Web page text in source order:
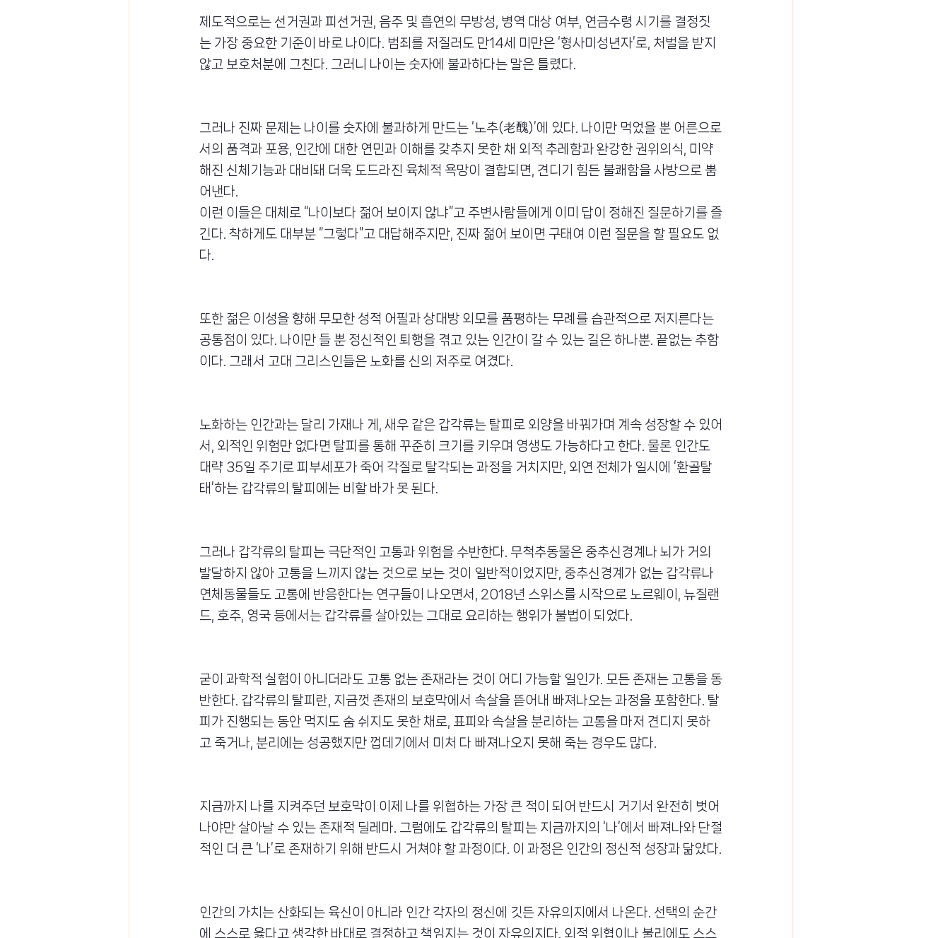
제도적으로는 선거권과 피선거권, 음주 및 흡연의 무방성, 병역 대상 여부, 연금수령 시기를 결정짓
는 가장 중요한 기준이 바로 나이다. 범죄를 저질러도 만14세 미만은 ‘형사미성년자’로, 처벌을 받지
않고 보호처분에 그친다. 그러니 나이는 숫자에 불과하다는 말은 틀렸다.
그러나 진짜 문제는 나이를 숫자에 불과하게 만드는 ‘노추(老醜)’에 있다. 나이만 먹었을 뿐 어른으로
서의 품격과 포용, 인간에 대한 연민과 이해를 갖추지 못한 채 외적 추레함과 완강한 권위의식, 미약
해진 신체기능과 대비돼 더욱 도드라진 육체적 욕망이 결합되면, 견디기 힘든 불쾌함을 사방으로 뿜
어낸다.
이런 이들은 대체로 “나이보다 젊어 보이지 않냐”고 주변사람들에게 이미 답이 정해진 질문하기를 즐
긴다. 착하게도 대부분 “그렇다”고 대답해주지만, 진짜 젊어 보이면 구태여 이런 질문을 할 필요도 없
다.
또한 젊은 이성을 향해 무모한 성적 어필과 상대방 외모를 품평하는 무례를 습관적으로 저지른다는
공통점이 있다. 나이만 들 뿐 정신적인 퇴행을 겪고 있는 인간이 갈 수 있는 길은 하나뿐. 끝없는 추함
이다. 그래서 고대 그리스인들은 노화를 신의 저주로 여겼다.
노화하는 인간과는 달리 가재나 게, 새우 같은 갑각류는 탈피로 외양을 바꿔가며 계속 성장할 수 있어
서, 외적인 위험만 없다면 탈피를 통해 꾸준히 크기를 키우며 영생도 가능하다고 한다. 물론 인간도
대략 35일 주기로 피부세포가 죽어 각질로 탈각되는 과정을 거치지만, 외연 전체가 일시에 ‘환골탈
태’하는 갑각류의 탈피에는 비할 바가 못 된다.
그러나 갑각류의 탈피는 극단적인 고통과 위험을 수반한다. 무척추동물은 중추신경계나 뇌가 거의
발달하지 않아 고통을 느끼지 않는 것으로 보는 것이 일반적이었지만, 중추신경계가 없는 갑각류나
연체동물들도 고통에 반응한다는 연구들이 나오면서, 2018년 스위스를 시작으로 노르웨이, 뉴질랜
드, 호주, 영국 등에서는 갑각류를 살아있는 그대로 요리하는 행위가 불법이 되었다.
굳이 과학적 실험이 아니더라도 고통 없는 존재라는 것이 어디 가능할 일인가. 모든 존재는 고통을 동
반한다. 갑각류의 탈피란, 지금껏 존재의 보호막에서 속살을 뜯어내 빠져나오는 과정을 포함한다. 탈
피가 진행되는 동안 먹지도 숨 쉬지도 못한 채로, 표피와 속살을 분리하는 고통을 마저 견디지 못하
고 죽거나, 분리에는 성공했지만 껍데기에서 미처 다 빠져나오지 못해 죽는 경우도 많다.
지금까지 나를 지켜주던 보호막이 이제 나를 위협하는 가장 큰 적이 되어 반드시 거기서 완전히 벗어
나야만 살아날 수 있는 존재적 딜레마. 그럼에도 갑각류의 탈피는 지금까지의 ‘나’에서 빠져나와 단절
적인 더 큰 ‘나’로 존재하기 위해 반드시 거쳐야 할 과정이다. 이 과정은 인간의 정신적 성장과 닮았다.
인간의 가치는 산화되는 육신이 아니라 인간 각자의 정신에 깃든 자유의지에서 나온다. 선택의 순간
에 스스로 옳다고 생각한 바대로 결정하고 책임지는 것이 자유의지다. 외적 위협이나 불리에도 스스